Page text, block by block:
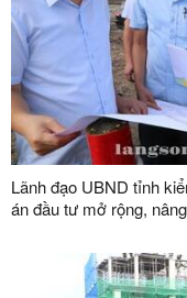
Lãnh đạo UBND tỉnh
án đầu tư mở rộng,